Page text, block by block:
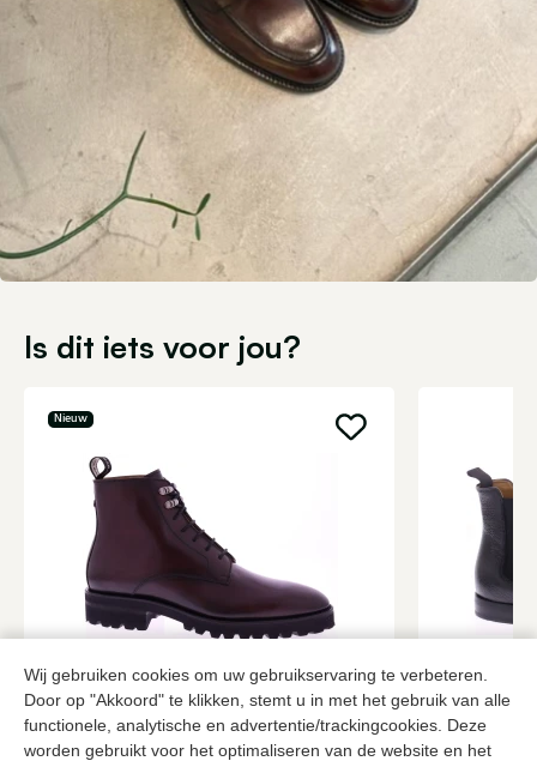
Wij gebruiken cookies om uw gebruikservaring te verbeteren.
Door op "Akkoord" te klikken, stemt u in met het gebruik van alle
functionele, analytische en advertentie/trackingcookies. Deze
worden gebruikt voor het optimaliseren van de website en het
Is dit iets voor jou?
Nieuw
Greve
Bruine enkellaarzen heren
599,95
Corden's
Zwarte
259,95